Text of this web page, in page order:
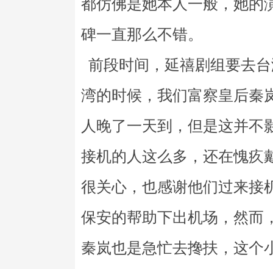
都仿佛是她本人一般，她的
碑一直那么不错。
前段时间，延禧剧组要去
湾的时候，我们富察皇后秦
人晚了一天到，但是这并不
接机的人这么多，还在愧疚
很关心，也感谢他们过来接
保安的帮助下出机场，然而
秦岚也是急忙去搀扶，这个